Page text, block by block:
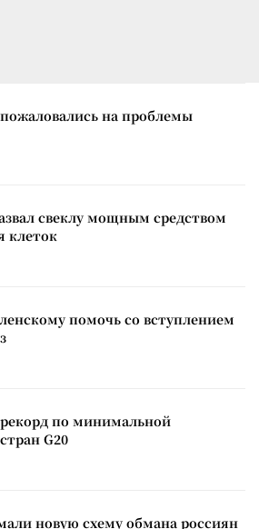
на проблемы
свеклу мощным средством
клеток
помочь со вступлением
по минимальной
G20
новую схему обмана россиян